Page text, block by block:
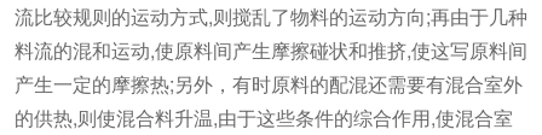
流比较规则的运动方式,则搅乱了物料的运动方向;再由于几种
料流的混和运动,使原料间产生摩擦碰状和推挤,使这写原料间
产生一定的摩擦热;另外，有时原料的配混还需要有混合室外
的供热,则使混合料升温,由于这些条件的综合作用,使混合室